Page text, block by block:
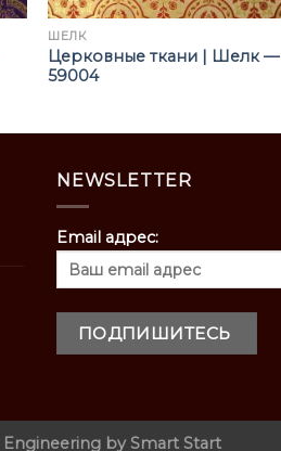
ШЁЛК
Церковные ткани | Шелк —
59004
NEWSLETTER
Email адрес:
Engineering by Smart Start